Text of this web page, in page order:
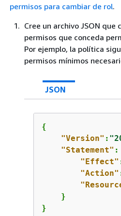
permisos para cambiar de rol.
Cree un archivo JSON
permisos que conceda
Por ejemplo, la política
permisos mínimos
JSON
{
"Version" :
"Statement" :
"Effect"
"Action"
    }
}